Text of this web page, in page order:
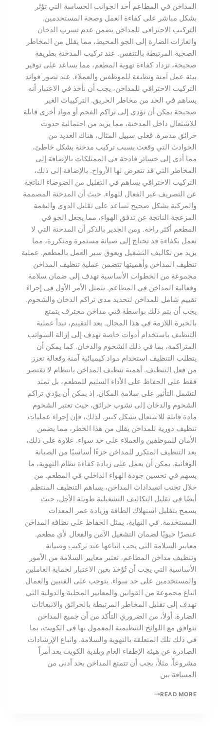
المداخن في المطاعم أحد الجوانب الحساسة التي تؤثر
بشكل مباشر على كفاءة العمل وصحة المستخدمين.
التركيب الاحترافي للمداخن يضمن عدم تسرب الدخان
والغازات الضارة إلى الجو المحيط، مما يقلل من المخاطر
الصحية المرتبطة بالتنفس. عند تركيب المدخنة بطريقة
صحيحة، تزداد كفاءة تهوية المطعم، مما يساعد على توفير
بيئة عمل آمنة ونظيفة للموظفين والعملاء. عند تصور فوائد
التركيب الاحترافي للمداخن، يجب أن نأخذ في الاعتبار أنه
يساهم في الحد من مخاطر الحريق. التركيبات الغير
صحيحة يمكن أن تؤدي إلى تراكم الفحم أو مواد أخرى قابلة
للاشتعال داخل المدخنة، مما يزيد من احتمالية حدوث
حرائق مدمرة. فعلى سبيل المثال، هناك العديد من
الحوادث التي وقعت بسبب تركيب مدخنة بشكل خاطئ،
مما أدى إلى خسائر فادحة في الممتلكات بالإضافة إلى
المخاطر التي قد تتعرض لها الأرواح. بالإضافة إلى ذلك،
التركيب الاحترافي يساهم في التقليل من الضوضاء الناتجة
عن التصريف غير الفعال للهواء. حيث أن المدخنة المصممة
والمركبة بشكل صحيح تساعد على تقليل الدوي والنغمة
المزعجة الناتجة عن تدفق الهواء، مما يجعل الجو في
المطعم أكثر راحة. ومن الجدير بالذكر أن المدخنة التي لا
تعمل بكفاءة قد تحتاج إلى صيانة مستمرة ومتكررة، مما
يزيد من تكاليف التشغيل ويعوق سير العمل بالمطعم. عملية
تنظيف المداخن وأهميتها تتضمن عملية تنظيف المداخن
مجموعة من الخطوات الأساسية تهدف إلى ضمان سلامة
وفعالية المداخن في المطاعم. يتمثل الأمر الأول في إجراء
تقييم شامل للمداخن لتحديد مدى تراكم الدخان والشحوم.
يجب أن يتم ذلك بواسطة فني مداخن محترف يتمتع
بالخبرة اللازمة في هذا المجال. بعد التقييم، تبدأ عملية
التنظيف باستخدام أدوات خاصة تهدف إلى إزالة الشوائب
المتراكمة، بما في ذلك الشحوم والدخان. كما يمكن أن
يتطلب التنظيف استخدام مواد كيميائية آمنة وفعالة تعزز
من فعل التنظيف. أهمية تنظيف المداخن بانتظام لا تقتصر
فقط على الحفاظ على الأداء السليم للمطعم، بل تمتد
لتشمل التأثير على سلامة المكان. إذ يمكن أن يؤدي تراكم
الشحوم والدخان إلى نشوب حرائق، حيث تعتبر الشحوم
مادة قابلة للاشتعال بشكل كبير. لذلك، فإن إجراء عمليات
تنظيف دورية للمداخن يقلل من هذا الخطر، مما يضمن
الأمان للموظفين والعملاء على حد سواء. علاوة على ذلك،
يعد التنظيف المتكرر للمداخن جزءًا أساسيًا من الصيانة
الوقائية. يمكن أن يعمل على زيادة كفاءة نظام التهوية، ما
يسهم في تحسين جودة الهواء الداخلي في المطعم. من
خلال تجنب انسدادات المداخن، يساهم التنظيف المنتظم
أيضًا في تقليل التكاليف التشغيلية طويلة الأجل، حيث
يسمح بتقليل استهلاك الطاقة وزيادة عمر المعدات
المستخدمة. في النهاية، يمثل الحفاظ على نظافة المداخن
عنصرًا حيويًا لضمان التشغيل الآمن والفعال لأي مطعم.
معايير السلامة التي يجب اتباعها عند تركيب وصيانة
وتنظيف مداخن المطاعم، تعتبر معايير السلامة من الأمور
الأساسية التي يجب أن تُؤخذ بعين الاعتبار لحماية العاملين
والمستخدمين على حد سواء. يتوجب على الفنيين والعمال
اتباع مجموعة من القوانين والمعايير المحلية والدولية التي
تهدف إلى تقليل المخاطر المرتبطة بالحرائق والانبعاثات
الضارة. أولاً، من الضروري التأكد من أن جميع المداخن
تتوافق مع اللوائح التنظيمية المعمول بها في الكويت، بما
في ذلك تلك المتعلقة بالتهوية والسلامة. واتباع الإرشادات
الصادرة عن هيئة الإطفاء العام وبلدية الكويت يعد أمراً
مشروعاً. مثلاً، يجب أن تتمتع المداخن بحد أدنى من
المسافة بين
READ MORE